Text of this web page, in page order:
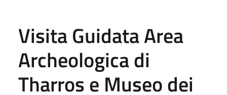
Visita Guidata Area
Archeologica di
Tharros e Museo dei